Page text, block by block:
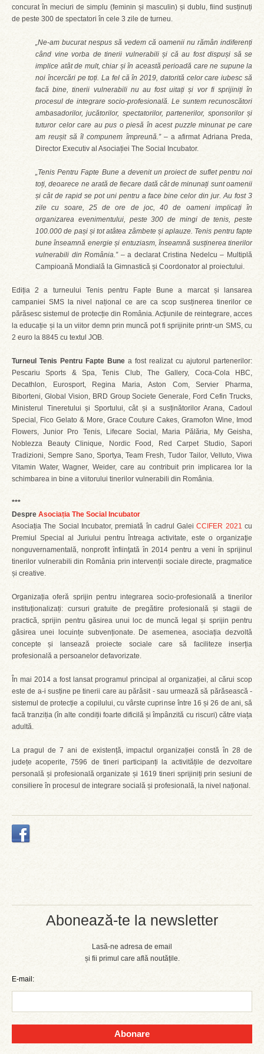
Abonează-te la newsletter
Lasă-ne adresa de email
și fii primul care află noutățile.
E-mail:
Abonare
concurat în meciuri de simplu (feminin și masculin) și dublu, fiind susținuți
de peste 300 de spectatori în cele 3 zile de turneu.
„Ne-am bucurat nespus să vedem că oamenii nu rămân indiferenți
când vine vorba de tinerii vulnerabili și că au fost dispuși să se
implice atât de mult, chiar și în această perioadă care ne supune la
noi încercări pe toți. La fel că în 2019, datorită celor care iubesc să
facă bine, tinerii vulnerabili nu au fost uitați și vor fi sprijiniți în
procesul de integrare socio-profesională. Le suntem recunoscători
ambasadorilor, jucătorilor, spectatorilor, partenerilor, sponsorilor și
tuturor celor care au pus o piesă în acest puzzle minunat pe care
am reușit să îl compunem împreună.” – a afirmat Adriana Preda,
Director Executiv al Asociației The Social Incubator.
„Tenis Pentru Fapte Bune a devenit un proiect de suflet pentru noi
toți, deoarece ne arată de fiecare dată cât de minunați sunt oamenii
și cât de rapid se pot uni pentru a face bine celor din jur. Au fost 3
zile cu soare, 25 de ore de joc, 40 de oameni implicați în
organizarea evenimentului, peste 300 de mingi de tenis, peste
100.000 de pași și tot atâtea zâmbete și aplauze. Tenis pentru fapte
bune înseamnă energie și entuziasm, înseamnă susținerea tinerilor
vulnerabili din România.” – a declarat Cristina Nedelcu – Multiplă
Campioană Mondială la Gimnastică și Coordonator al proiectului.
Ediția 2 a turneului Tenis pentru Fapte Bune a marcat și lansarea
campaniei SMS la nivel național ce are ca scop susținerea tinerilor ce
părăsesc sistemul de protecție din România. Acțiunile de reintegrare, acces
la educație și la un viitor demn prin muncă pot fi sprijinite printr-un SMS, cu
2 euro la 8845 cu textul JOB.
Turneul Tenis Pentru Fapte Bune a fost realizat cu ajutorul partenerilor:
Pescariu Sports & Spa, Tenis Club, The Gallery, Coca-Cola HBC,
Decathlon, Eurosport, Regina Maria, Aston Com, Servier Pharma,
Biborteni, Global Vision, BRD Group Societe Generale, Ford Cefin Trucks,
Ministerul Tineretului și Sportului, cât și a susținătorilor Arana, Cadoul
Special, Fico Gelato & More, Grace Couture Cakes, Gramofon Wine, Imod
Flowers, Junior Pro Tenis, Lifecare Social, Maria Pălăria, My Geisha,
Noblezza Beauty Clinique, Nordic Food, Red Carpet Studio, Sapori
Tradizioni, Sempre Sano, Sportya, Team Fresh, Tudor Tailor, Velluto, Viwa
Vitamin Water, Wagner, Weider, care au contribuit prin implicarea lor la
schimbarea in bine a viitorului tinerilor vulnerabili din România.
***
Despre Asociația The Social Incubator
Asociația The Social Incubator, premiată în cadrul GaleiCCIFER 2021 cu
Premiul Special al Juriului pentru întreaga activitate, este o organizaţie
nonguvernamentală, nonprofit ȋnfiinţată ȋn 2014 pentru a veni ȋn sprijinul
tinerilor vulnerabili din România prin intervenții sociale directe, pragmatice
și creative.
Organizația oferă sprijin pentru integrarea socio-profesională a tinerilor
instituționalizați: cursuri gratuite de pregătire profesională și stagii de
practică, sprijin pentru găsirea unui loc de muncă legal și sprijin pentru
găsirea unei locuințe subvenționate. De asemenea, asociația dezvoltă
concepte și lansează proiecte sociale care să faciliteze inserția
profesională a persoanelor defavorizate.
În mai 2014 a fost lansat programul principal al organizației, al cărui scop
este de a-i susține pe tinerii care au părăsit - sau urmează să părăsească -
sistemul de protecție a copilului, cu vârste cuprinse între 16 și 26 de ani, să
facă tranziția (în alte condiții foarte dificilă și împânzită cu riscuri) către viața
adultă.
La pragul de 7 ani de existență, impactul organizației constă în 28 de
județe acoperite, 7596 de tineri participanți la activitățile de dezvoltare
personală și profesională organizate și 1619 tineri sprijiniți prin sesiuni de
consiliere în procesul de integrare socială și profesională, la nivel național.